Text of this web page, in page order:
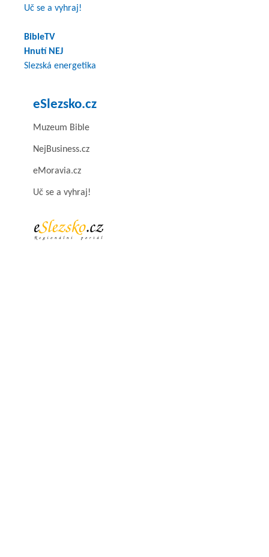
Uč se a vyhraj!
BibleTV
Hnutí NEJ
Slezská energetika
eSlezsko.cz
Muzeum Bible
NejBusiness.cz
eMoravia.cz
Uč se a vyhraj!